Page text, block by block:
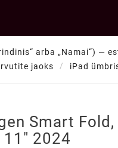
arba „Namai“) —
jaoks iPad
Smart
11" 2024